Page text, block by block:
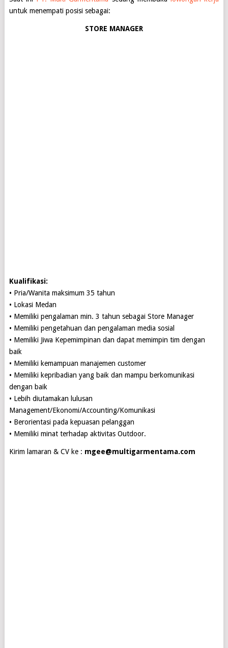
untuk menempati posisi sebagai:
STORE MANAGER
Kualifikasi:
• Pria/Wanita maksimum 35 tahun
• Lokasi Medan
• Memiliki pengalaman min. 3 tahun sebagai Store Manager
• Memiliki pengetahuan dan pengalaman media sosial
• Memiliki Jiwa Kepemimpinan dan dapat memimpin tim dengan
baik
• Memiliki kemampuan manajemen customer
• Memiliki kepribadian yang baik dan mampu berkomunikasi
dengan baik
• Lebih diutamakan lulusan
Management/Ekonomi/Accounting/Komunikasi
• Berorientasi pada kepuasan pelanggan
• Memiliki minat terhadap aktivitas Outdoor.
Kirim lamaran & CV ke : mgee@multigarmentama.com